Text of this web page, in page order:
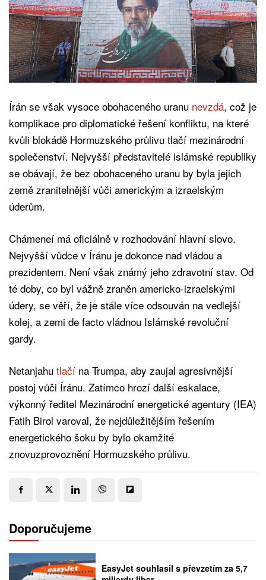
Írán se však vysoce obohaceného uranu nevzdá, což je
komplikace pro diplomatické řešení konfliktu, na které
kvůli blokádě Hormuzského průlivu tlačí mezinárodní
společenství. Nejvyšší představitelé islámské republiky
se obávají, že bez obohaceného uranu by byla jejich
země zranitelnější vůči americkým a izraelským
úderům.
Chámeneí má oficiálně v rozhodování hlavní slovo.
Nejvyšší vůdce v Íránu je dokonce nad vládou a
prezidentem. Není však známý jeho zdravotní stav. Od
té doby, co byl vážně zraněn americko-izraelskými
údery, se věří, že je stále více odsouván na vedlejší
kolej, a zemi de facto vládnou Islámské revoluční
gardy.
Netanjahu tlačí na Trumpa, aby zaujal agresivnější
postoj vůči Íránu. Zatímco hrozí další eskalace,
výkonný ředitel Mezinárodní energetické agentury (IEA)
Fatih Birol varoval, že nejdůležitějším řešením
energetického šoku by bylo okamžité
znovuzprovoznění Hormuzského průlivu.
Doporučujeme
EasyJet souhlasil s převzetím za 5,7